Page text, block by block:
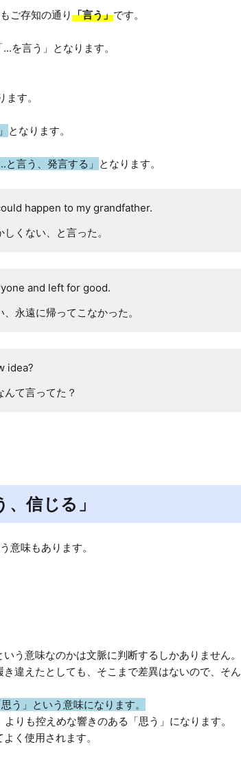
ご存知の通り「言う」です。
を言う」となります。
ます。
となります。
と言う、発言する」 となります。
happen to my grandfather.
くない、と言った。
and left for good.
永遠に帰ってこなかった。
idea?
て言ってた？
信じる」
う意味なのかは文脈に判断するしかありません。
違えたとしても、そこまで差異はないので、そん
う」という意味になります。
りも控えめな響きのある「思う」になります。